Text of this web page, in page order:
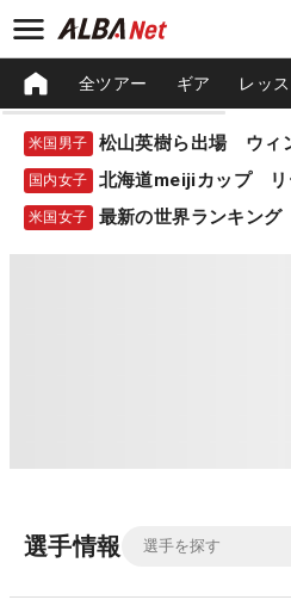
全ツアー ギア レッ
米国男子
国内女子 北海道meijiカップ リ
米国女子 最新の世界ランキング
選手情報